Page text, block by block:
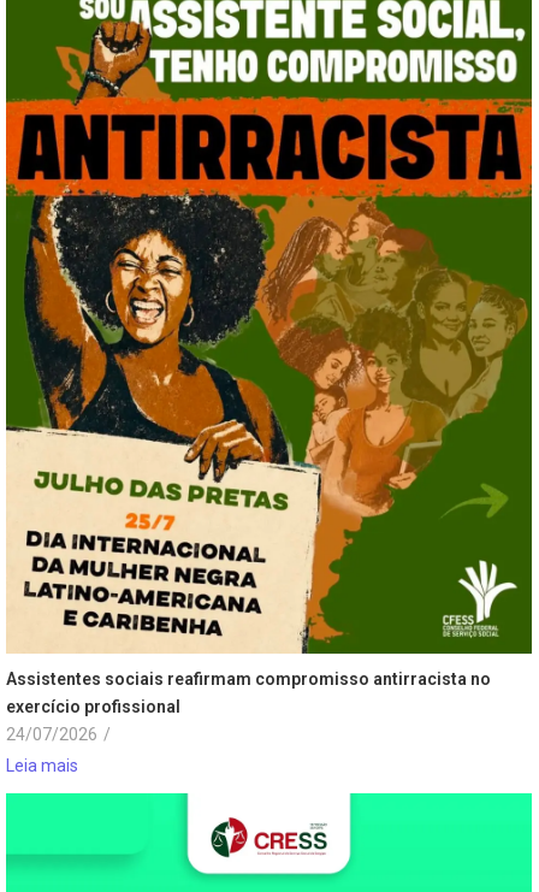
Assistentes sociais reafirmam compromisso antirracista no
exercício profissional
24/07/2026 /
Leia mais